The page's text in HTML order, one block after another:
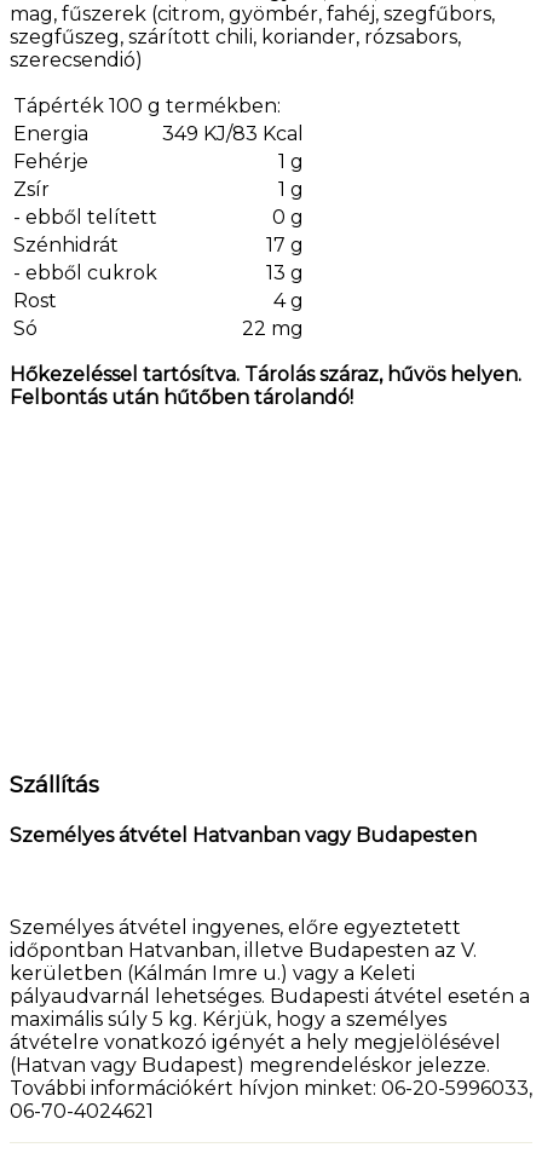
mag, fűszerek (citrom, gyömbér, fahéj, szegfűbors,
szegfűszeg, szárított chili, koriander, rózsabors,
szerecsendió)
Tápérték 100 g termékben:
Energia
349 KJ/83 Kcal
Fehérje
1 g
Zsír
1 g
- ebből telített
0 g
Szénhidrát
17 g
- ebből cukrok
13 g
Rost
4 g
Só
22 mg
Hőkezeléssel tartósítva. Tárolás száraz, hűvös helyen.
Felbontás után hűtőben tárolandó!
Szállítás
Személyes átvétel Hatvanban vagy Budapesten
Személyes átvétel ingyenes, előre egyeztetett
időpontban Hatvanban, illetve Budapesten az V.
kerületben (Kálmán Imre u.) vagy a Keleti
pályaudvarnál lehetséges. Budapesti átvétel esetén a
maximális súly 5 kg. Kérjük, hogy a személyes
átvételre vonatkozó igényét a hely megjelölésével
(Hatvan vagy Budapest) megrendeléskor jelezze.
További információkért hívjon minket: 06-20-5996033,
06-70-4024621